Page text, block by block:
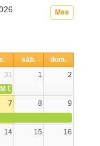
Mes
sáb.
dom.
31 1
2
DIA NACIONAL DE LA
7 8
9
14 15 16